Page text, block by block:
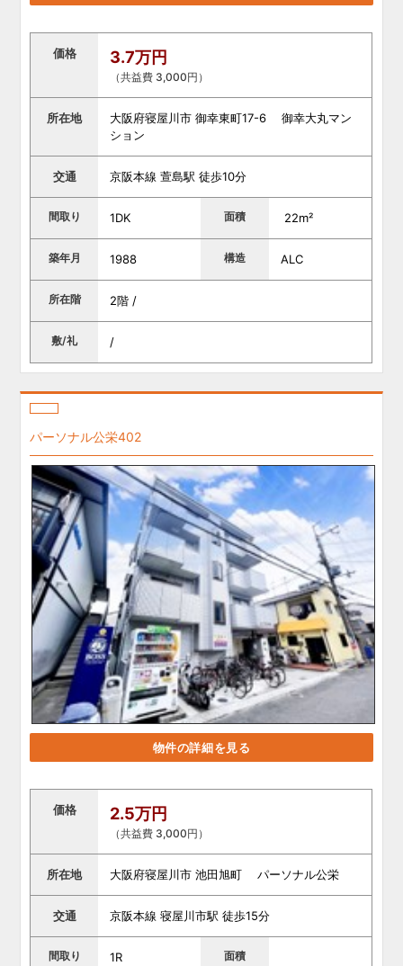
価格 3.7万円
（共益費 3,000円）
所在地
大阪府寝屋川市 御幸東町17-6 御幸大丸マン
ション
交通 京阪本線 萱島駅 徒歩10分
間取り 1DK 面積 22m²
築年月 1988 構造 ALC
所在階 2階 /
敷/礼 /
パーソナル公栄402
物件の詳細を見る
価格 2.5万円
（共益費 3,000円）
所在地 大阪府寝屋川市 池田旭町 パーソナル公栄
交通 京阪本線 寝屋川市駅 徒歩15分
間取り 1R 面積